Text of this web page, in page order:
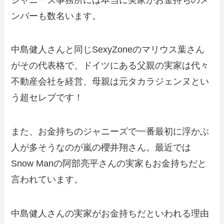
ンバーも数名います。
中島健人さんと同じSexyZoneのマリウス葉さん
がその代表格で、ドイツにある父親の実家は代々
不動産会社を経営、母親は元タカラジェンヌとい
う超セレブです！
また、お金持ちのジャニーズで一番最初に浮かぶ
人が多そうなのが嵐の櫻井翔さん。最近では
Snow Manの阿部亮平さんの実家もお金持ちだと
言われています。
中島健人さんの実家がお金持ちだといわれる理由